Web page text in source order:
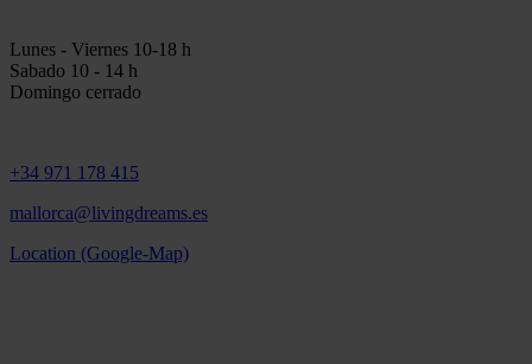
Lunes - Viernes 10-18 h
Sabado 10 - 14 h
Domingo cerrado
+34 971 178 415
mallorca@livingdreams.es
Location (Google-Map)